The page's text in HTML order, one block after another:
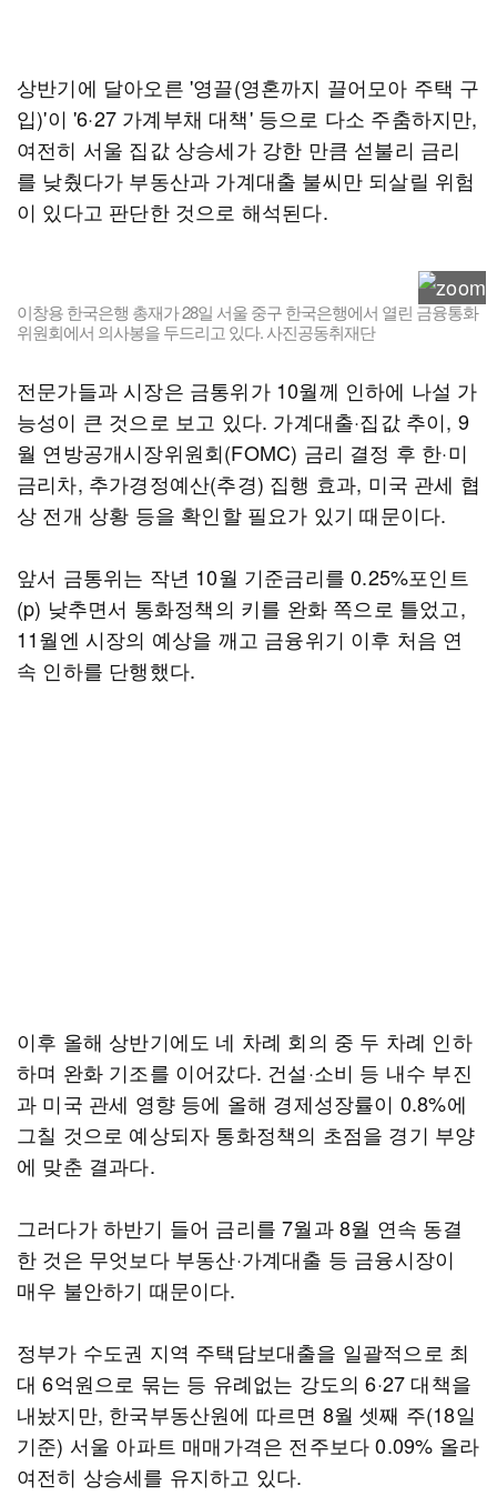
상반기에 달아오른 '영끌(영혼까지 끌어모아 주택 구
입)'이 '6·27 가계부채 대책' 등으로 다소 주춤하지만,
여전히 서울 집값 상승세가 강한 만큼 섣불리 금리
를 낮췄다가 부동산과 가계대출 불씨만 되살릴 위험
이 있다고 판단한 것으로 해석된다.
이창용 한국은행 총재가 28일 서울 중구 한국은행에서 열린 금융통화
위원회에서 의사봉을 두드리고 있다. 사진공동취재단
전문가들과 시장은 금통위가 10월께 인하에 나설 가
능성이 큰 것으로 보고 있다. 가계대출·집값 추이, 9
월 연방공개시장위원회(FOMC) 금리 결정 후 한·미
금리차, 추가경정예산(추경) 집행 효과, 미국 관세 협
상 전개 상황 등을 확인할 필요가 있기 때문이다.
앞서 금통위는 작년 10월 기준금리를 0.25%포인트
(p) 낮추면서 통화정책의 키를 완화 쪽으로 틀었고,
11월엔 시장의 예상을 깨고 금융위기 이후 처음 연
속 인하를 단행했다.
이후 올해 상반기에도 네 차례 회의 중 두 차례 인하
하며 완화 기조를 이어갔다. 건설·소비 등 내수 부진
과 미국 관세 영향 등에 올해 경제성장률이 0.8%에
그칠 것으로 예상되자 통화정책의 초점을 경기 부양
에 맞춘 결과다.
그러다가 하반기 들어 금리를 7월과 8월 연속 동결
한 것은 무엇보다 부동산·가계대출 등 금융시장이
매우 불안하기 때문이다.
정부가 수도권 지역 주택담보대출을 일괄적으로 최
대 6억원으로 묶는 등 유례없는 강도의 6·27 대책을
내놨지만, 한국부동산원에 따르면 8월 셋째 주(18일
기준) 서울 아파트 매매가격은 전주보다 0.09% 올라
여전히 상승세를 유지하고 있다.